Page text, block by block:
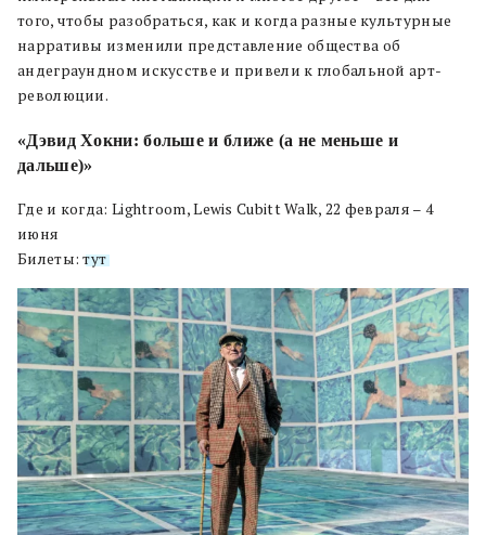
того, чтобы разобраться, как и когда разные культурные
нарративы изменили представление общества об
андеграундном искусстве и привели к глобальной арт-
революции.
«Дэвид Хокни: больше и ближе (а не меньше и
дальше)»
Где и когда: Lightroom, Lewis Cubitt Walk, 22 февраля – 4
июня
Билеты:тут